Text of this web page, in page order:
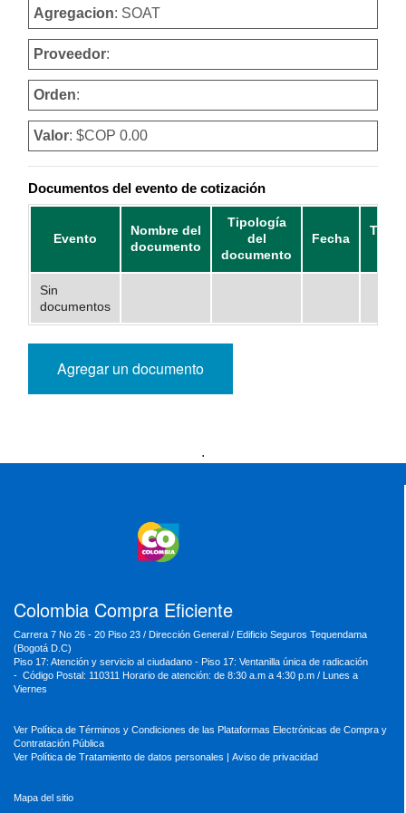
Agregacion: SOAT
Proveedor:
Orden:
Valor: $COP 0.00
Documentos del evento de cotización
Evento
Nombre del
documento
Tipología
del
documento
Fecha
Sin
documentos
Agregar un documento
MinRelaciones
MinHacienda
.
Colombia Compra Eficiente
Carrera 7 No 26 - 20 Piso 23 / Dirección General / Edificio Seguros Tequendama
(Bogotá D.C)
Piso 17: Atención y servicio al ciudadano - Piso 17: Ventanilla única de radicación
- Código Postal: 110311 Horario de atención: de 8:30 a.m a 4:30 p.m / Lunes a
Viernes
Ver Política de Términos y Condiciones de las Plataformas Electrónicas de Compra y
Contratación Pública
Ver Política de Tratamiento de datos personales
Aviso de privacidad
Mapa del sitio